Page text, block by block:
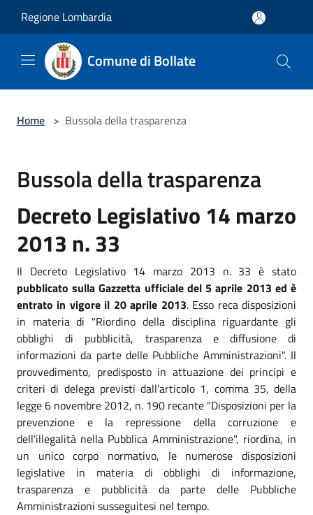
Regione Lombardia
Comune di Bollate
Home > Bussola della trasparenza
Bussola della trasparenza
Decreto Legislativo 14 marzo
2013 n. 33
Il Decreto Legislativo 14 marzo 2013 n. 33 è stato
pubblicato sulla Gazzetta ufficiale del 5 aprile 2013 ed è
entrato in vigore il 20 aprile 2013. Esso reca disposizioni
in materia di "Riordino della disciplina riguardante gli
obblighi di pubblicità, trasparenza e diffusione di
informazioni da parte delle Pubbliche Amministrazioni". Il
provvedimento, predisposto in attuazione dei principi e
criteri di delega previsti dall'articolo 1, comma 35, della
legge 6 novembre 2012, n. 190 recante "Disposizioni per la
prevenzione e la repressione della corruzione e
dell'illegalità nella Pubblica Amministrazione", riordina, in
un unico corpo normativo, le numerose disposizioni
legislative in materia di obblighi di informazione,
trasparenza e pubblicità da parte delle Pubbliche
Amministrazioni susseguitesi nel tempo.